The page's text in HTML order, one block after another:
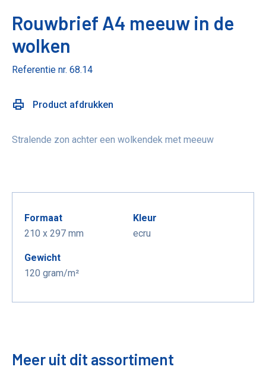
Rouwbrief A4 meeuw in de
wolken
Referentie nr. 68.14
Product afdrukken
Stralende zon achter een wolkendek met meeuw
Formaat
210 x 297 mm
Kleur
ecru
Gewicht
120 gram/m²
Meer uit dit assortiment